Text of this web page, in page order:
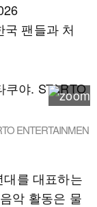
국 팬들과 처
ENTERTAINMEN
를 대표하는
악 활동은 물